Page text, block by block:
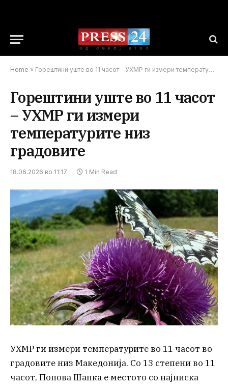
Home » Горештини уште во 11 часот – УХМР ги измери температурите низ градовите
Горештини уште во 11 часот
– УХМР ги измери
температурите низ
градовите
18.06.2026 во 11:17 1 Min Read
УХМР ги измери температурите во 11 часот во
градовите низ Македонија. Со 13 степени во 11
часот, Попова Шапка е местото со најниска